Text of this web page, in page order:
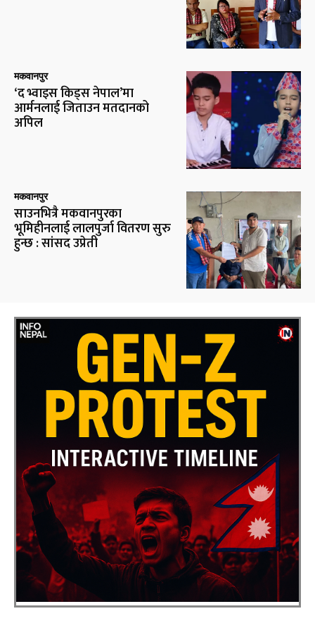
मकवानपुर
‘द भ्वाइस किड्स नेपाल’मा
आर्मनलाई जिताउन मतदानको
अपिल
मकवानपुर
साउनभित्रै मकवानपुरका
भूमिहीनलाई लालपुर्जा वितरण सुरु
हुन्छ : सांसद उप्रेती